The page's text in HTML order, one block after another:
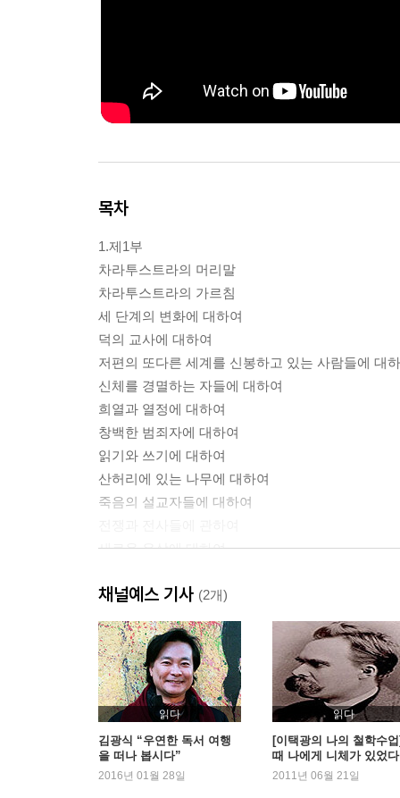
목차
1.제1부
차라투스트라의 머리말
차라투스트라의 가르침
세 단계의 변화에 대하여
덕의 교사에 대하여
저편의 또다른 세계를 신봉하고 있는 사람들에 대
신체를 경멸하는 자들에 대하여
희열과 열정에 대하여
창백한 범죄자에 대하여
읽기와 쓰기에 대하여
산허리에 있는 나무에 대하여
죽음의 설교자들에 대하여
새로운 우상에 대하여
순결에 대하여
벗에 대하여
천 개의 목표와 하나의 목표에 대하여
이웃사랑에 대하여
창조하는 자의 길에 대하여
늙은 여자와 젊은 여자에 대하여
살모사에 물린 상처에 대하여
아이와 혼인에 대하여
자유로운 죽음에 대하여
채널예스 기사 (2개)
읽다
김광식 “우연한 독서 여행
을 떠나 봅시다”
2016년 01월 28일
읽다
[이택광의 나의 철학수
때 나에게 니체가 있었다
2011년 06월 21일